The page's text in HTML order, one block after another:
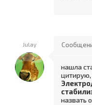
Julay
нашла
цитирую,
назвать